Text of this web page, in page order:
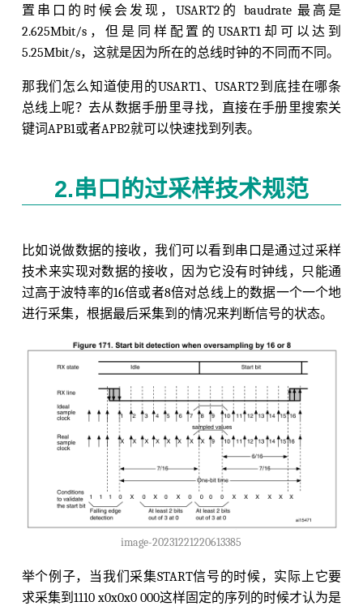
置串口的时候会发现，USART2的 baudrate 最高是
2.625Mbit/s，但是同样配置的USART1却可以达到
5.25Mbit/s，这就是因为所在的总线时钟的不同而不同。
那我们怎么知道使用的USART1、USART2到底挂在哪条
总线上呢？去从数据手册里寻找，直接在手册里搜索关
键词APB1或者APB2就可以快速找到列表。
2.串口的过采样技术规范
比如说做数据的接收，我们可以看到串口是通过过采样
技术来实现对数据的接收，因为它没有时钟线，只能通
过高于波特率的16倍或者8倍对总线上的数据一个一个地
进行采集，根据最后采集到的情况来判断信号的状态。
image-20231221220613385
举个例子，当我们采集START信号的时候，实际上它要
求采集到1110 x0x0x0 000这样固定的序列的时候才认为是